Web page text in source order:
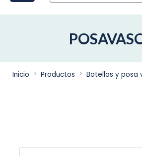
Inicio Productos Botellas y posa